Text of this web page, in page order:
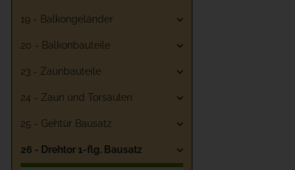
19 - Balkongeländer
20 - Balkonbauteile
23 - Zaunbauteile
24 - Zaun und Torsäulen
25 - Gehtür Bausatz
26 - Drehtor 1-flg. Bausatz